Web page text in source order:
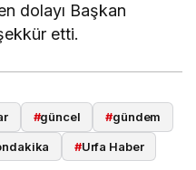
dolayı Başkan
etti.
#güncel #gündem
#Urfa Haber